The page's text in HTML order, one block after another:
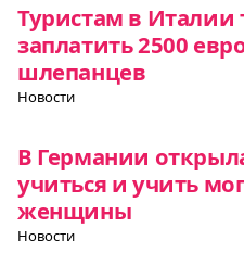
Туристам в Италии
заплатить 2500
шлепанцев
Новости
В Германии
учиться и учить
женщины
Новости